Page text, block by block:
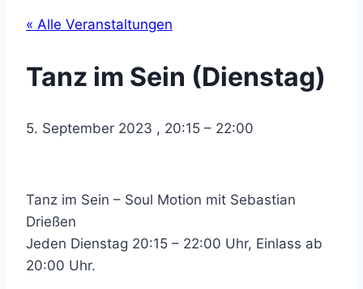
« Alle Veranstaltungen
Tanz im Sein (Dienstag)
5. September 2023 , 20:15 – 22:00
Tanz im Sein – Soul Motion mit Sebastian
Drießen
Jeden Dienstag 20:15 – 22:00 Uhr, Einlass ab
20:00 Uhr.